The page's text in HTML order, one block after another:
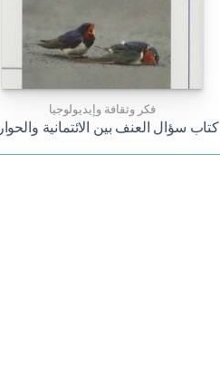
فكر وثقافة وإيديولوجيا
كتاب سؤال العنف بين الائتمانية